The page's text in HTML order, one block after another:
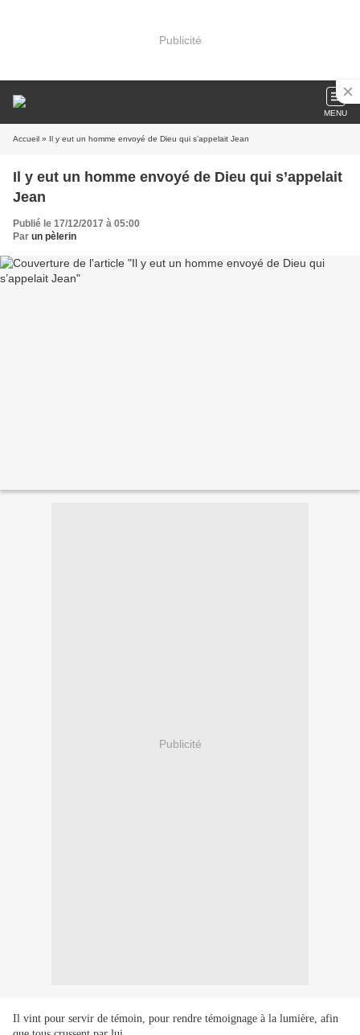
Publicité
MENU
Accueil » Il y eut un homme envoyé de Dieu qui s’appelait Jean
Il y eut un homme envoyé de Dieu qui s’appelait
Jean
Publié le 17/12/2017 à 05:00
Par un pèlerin
Publicité
Il vint pour servir de témoin, pour rendre témoignage à la lumière, afin